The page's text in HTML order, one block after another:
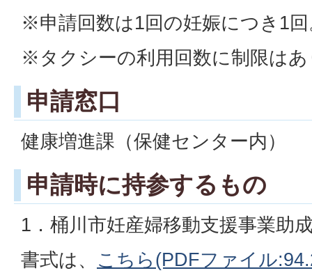
※申請回数は1回の妊娠につき1
※タクシーの利用回数に制限は
申請窓口
健康増進課（保健センター内）
申請時に持参するもの
1．桶川市妊産婦移動支援事業助
書式は、 こちら(PDFファイル